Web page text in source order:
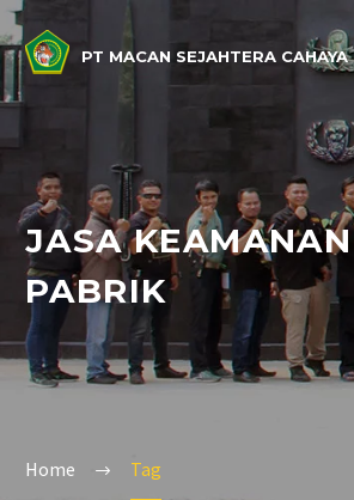
PT MACAN SEJAHTERA CAHAYA
JASA KEAMANAN
PABRIK
Home Tag